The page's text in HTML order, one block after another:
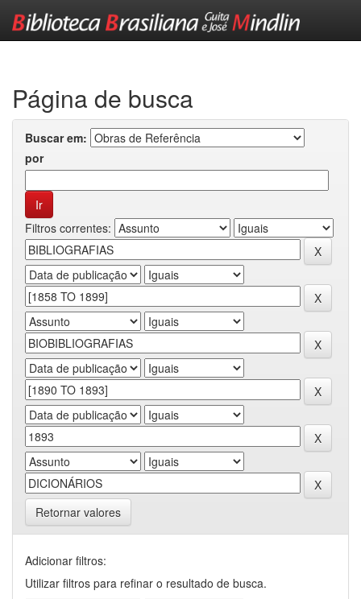
Página de busca
Buscar em:
por
Filtros correntes:
Retornar valores
Adicionar filtros:
Utilizar filtros para refinar o resultado de busca.